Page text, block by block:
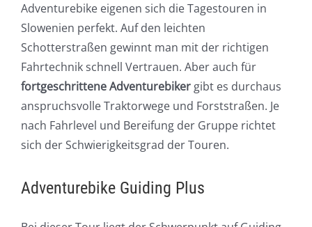
Adventurebike eigenen sich die Tagestouren in
Slowenien perfekt. Auf den leichten
Schotterstraßen gewinnt man mit der richtigen
Fahrtechnik schnell Vertrauen. Aber auch für
fortgeschrittene Adventurebiker gibt es durchaus
anspruchsvolle Traktorwege und Forststraßen. Je
nach Fahrlevel und Bereifung der Gruppe richtet
sich der Schwierigkeitsgrad der Touren.
Adventurebike Guiding Plus